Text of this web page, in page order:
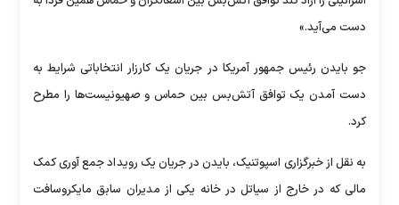
دست می‌آید.»
جو بایدن رئیس جمهور آمریکا در جریان یک کارزار انتخاباتی شرایط به
دست آمدن یک توافق آتش‌بس بین حماس و صهیونیست‌ها را مطرح
کرد.
به نقل از خبرگزاری اسپوتنیک، بایدن در جریان یک رویداد جمع آوری کمک
مالی که در خارج از سیاتل در خانه یکی از مدیران سابق مایکروسافت